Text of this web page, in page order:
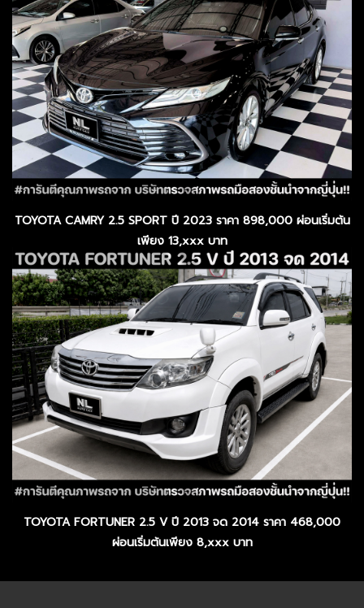
TOYOTA CAMRY 2.5 SPORT ปี 2023 ราคา 898,000 ผ่อนเริ่มต้น
เพียง 13,xxx บาท
TOYOTA FORTUNER 2.5 V ปี 2013 จด 2014 ราคา 468,000
ผ่อนเริ่มต้นเพียง 8,xxx บาท